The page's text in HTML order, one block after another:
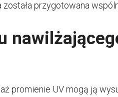
została przygotowana
promienie UV mogą ją